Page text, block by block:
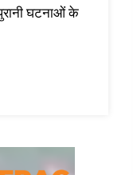
घटनाओं के